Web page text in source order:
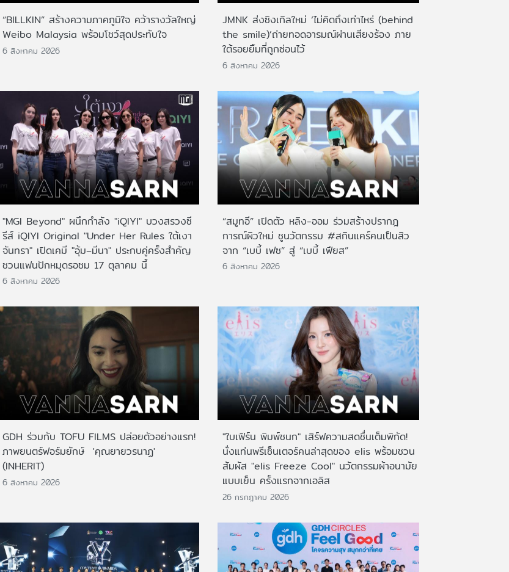
“BILLKIN” สร้างความภาคภูมิใจ คว้ารางวัลใหญ่
Weibo Malaysia พร้อมโชว์สุดประทับใจ
6 สิงหาคม 2026
JMNK ส่งซิงเกิลใหม่ ‘ไม่คิดถึงเท่าไหร่ (behind
the smile)’ถ่ายทอดอารมณ์ผ่านเสียงร้อง ภาย
ใต้รอยยิ้มที่ถูกซ่อนไว้
6 สิงหาคม 2026
"MGI Beyond" ผนึกกำลัง "iQIYI" บวงสรวงซี
รีส์ iQIYI Original "Under Her Rules ใต้เงา
จันทรา" เปิดเคมี "อุ้ม–มีนา" ประกบคู่ครั้งสำคัญ
ชวนแฟนปักหมุดรอชม 17 ตุลาคม นี้
6 สิงหาคม 2026
“สมูทอี” เปิดตัว หลิง-ออม ร่วมสร้างปรากฎ
การณ์ผิวใหม่ ชูนวัตกรรม #สกินแคร์คนเป็นสิว
จาก “เบบี้ เฟซ” สู่ “เบบี้ เฟียส”
6 สิงหาคม 2026
GDH ร่วมกับ TOFU FILMS ปล่อยตัวอย่างแรก!
ภาพยนตร์ฟอร์มยักษ์ 'คุณยายวรนาฏ'
(INHERIT)
6 สิงหาคม 2026
"ใบเฟิร์น พิมพ์ชนก" เสิร์ฟความสดชื่นเต็มพิกัด!
นั่งแท่นพรีเซ็นเตอร์คนล่าสุดของ elis พร้อมชวน
สัมผัส "elis Freeze Cool" นวัตกรรมผ้าอนามัย
แบบเย็น ครั้งแรกจากเอลิส
26 กรกฎาคม 2026